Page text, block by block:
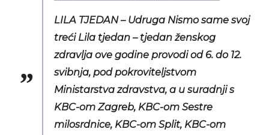
LILA TJEDAN – Udruga Nismo same svoj
treći Lila tjedan – tjedan ženskog
zdravlja ove godine provodi od 6. do 12.
svibnja, pod pokroviteljstvom
Ministarstva zdravstva, a u suradnji s
KBC-om Zagreb, KBC-om Sestre
milosrdnice, KBC-om Split, KBC-om